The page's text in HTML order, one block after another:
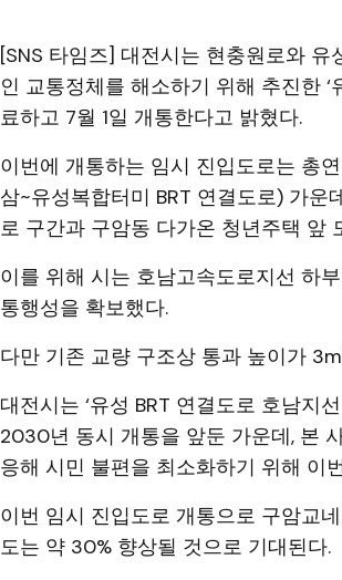
[SNS 타임즈] 대전시는 현충원로와 유
인 교통정체를 해소하기 위해 추진한
료하고 7월 1일 개통한다고 밝혔다.
이번에 개통하는 임시 진입도로는 총
삼~유성복합터미 BRT 연결도로) 가
로 구간과 구암동 다가온 청년주택 앞
이를 위해 시는 호남고속도로지선 하
통행성을 확보했다.
다만 기존 교량 구조상 통과 높이가
대전시는 ‘유성 BRT 연결도로 호남지
2030년 동시 개통을 앞둔 가운데, 본
응해 시민 불편을 최소화하기 위해 이
이번 임시 진입도로 개통으로 구암교
도는 약 30% 향상될 것으로 기대된다.